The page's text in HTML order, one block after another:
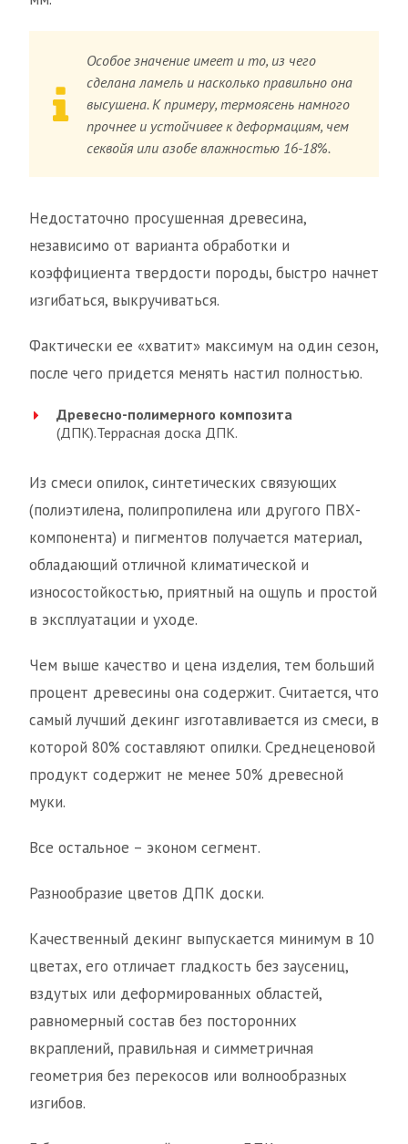
Особое значение имеет и то, из чего
сделана ламель и насколько правильно она
высушена. К примеру, термоясень намного
прочнее и устойчивее к деформациям, чем
секвойя или азобе влажностью 16-18%.
Недостаточно просушенная древесина,
независимо от варианта обработки и
коэффициента твердости породы, быстро начнет
изгибаться, выкручиваться.
Фактически ее «хватит» максимум на один сезон,
после чего придется менять настил полностью.
Древесно-полимерного композита
(ДПК).Террасная доска ДПК.
Из смеси опилок, синтетических связующих
(полиэтилена, полипропилена или другого ПВХ-
компонента) и пигментов получается материал,
обладающий отличной климатической и
износостойкостью, приятный на ощупь и простой
в эксплуатации и уходе.
Чем выше качество и цена изделия, тем больший
процент древесины она содержит. Считается, что
самый лучший декинг изготавливается из смеси, в
которой 80% составляют опилки. Среднеценовой
продукт содержит не менее 50% древесной
муки.
Все остальное – эконом сегмент.
Разнообразие цветов ДПК доски.
Качественный декинг выпускается минимум в 10
цветах, его отличает гладкость без заусениц,
вздутых или деформированных областей,
равномерный состав без посторонних
вкраплений, правильная и симметричная
геометрия без перекосов или волнообразных
изгибов.